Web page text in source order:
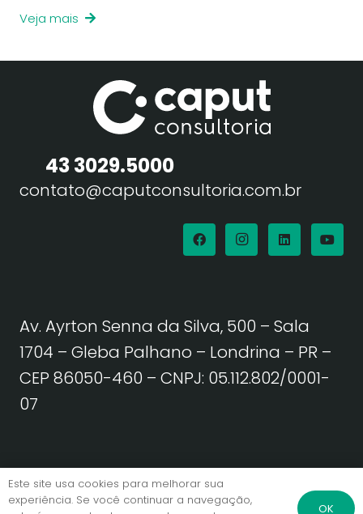
Veja mais
43 3029.5000
contato@caputconsultoria.com.br
Av. Ayrton Senna da Silva, 500 – Sala
1704 – Gleba Palhano – Londrina – PR –
CEP 86050-460 – CNPJ: 05.112.802/0001-
07
Política de Privacidade | Termos de Uso
Este site usa cookies para melhorar sua
experiência. Se você continuar a navegação,
OK